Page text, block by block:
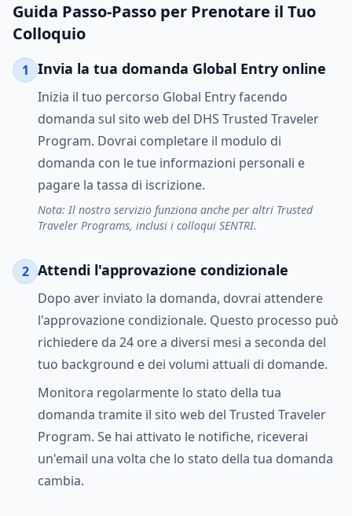
Guida Passo-Passo per Prenotare il Tuo
Colloquio
1 Invia la tua domanda Global Entry online
Inizia il tuo percorso Global Entry facendo
domanda sul sito web del DHS Trusted Traveler
Program. Dovrai completare il modulo di
domanda con le tue informazioni personali e
pagare la tassa di iscrizione.
Nota: Il nostro servizio funziona anche per altri Trusted
Traveler Programs, inclusi i colloqui SENTRI.
2 Attendi l'approvazione condizionale
Dopo aver inviato la domanda, dovrai attendere
l'approvazione condizionale. Questo processo può
richiedere da 24 ore a diversi mesi a seconda del
tuo background e dei volumi attuali di domande.
Monitora regolarmente lo stato della tua
domanda tramite il sito web del Trusted Traveler
Program. Se hai attivato le notifiche, riceverai
un'email una volta che lo stato della tua domanda
cambia.